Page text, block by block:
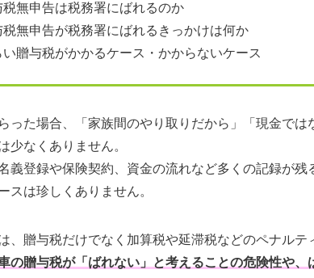
税無申告は税務署にばれるのか
税無申告が税務署にばれるきっかけは何か
贈与税がかかるケース・かからないケース
った場合、「家族間のやり取りだから」「現金では
少なくありません。
義登録や保険契約、資金の流れなど多くの記録が
スは珍しくありません。
、贈与税だけでなく加算税や延滞税などのペナルテ
の贈与税が「ばれない」と考えることの危険性や、